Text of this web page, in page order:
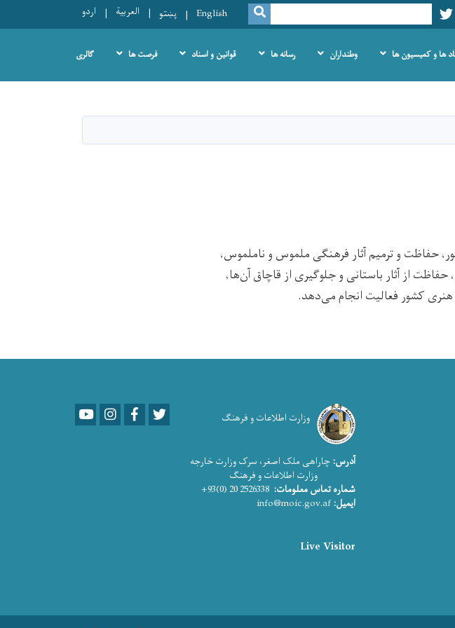
Twitter
Search
SEARCH
English پښتو العربية اردو
ها و کمیسیون ها وطنداران رسانه ها قوانین و اسناد فرصت ها گالری
و ترمیم آثار فرهنگی ملموس و ناملموس،
از آثار باستانی و جلوگیری از قاچاق آن‌ها،
کشور فعالیت انجام می‌دهد.
وزارت اطلاعات و فرهنگ YoutubeLinkedInFacebook
آدرس: چاراهی ملک اصغر، سرک وزارت خارجه
وزارت اطلاعات و فرهنگ
شماره تماس معلومات:
ایمیل:
Live Visitor